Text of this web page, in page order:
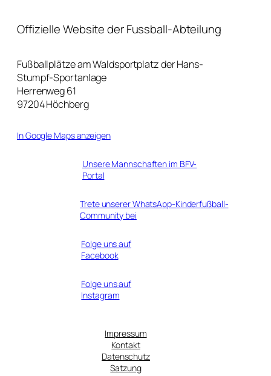
Offizielle Website der Fussball-Abteilung
Fußballplätze am Waldsportplatz der Hans-
Stumpf-Sportanlage
Herrenweg 61
97204 Höchberg
In Google Maps anzeigen
Unsere Mannschaften im BFV-
Portal
Trete unserer WhatsApp-Kinderfußball-
Community bei
Folge uns auf
Facebook
Folge uns auf
Instagram
Impressum
Kontakt
Datenschutz
Satzung